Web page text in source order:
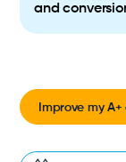
and
Improve my